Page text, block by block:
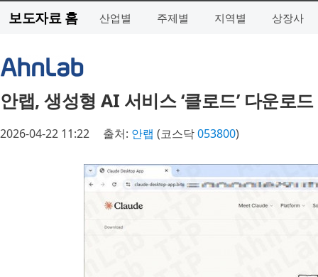
보도자료 홈 산업별 주제별 지역별 상장사
안랩, 생성형 AI 서비스 ‘클로드’ 다운로
2026-04-22 11:22 출처: 안랩 (코스닥053800)